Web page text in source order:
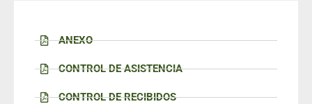
ANEXO
CONTROL DE ASISTENCIA
CONTROL DE RECIBIDOS